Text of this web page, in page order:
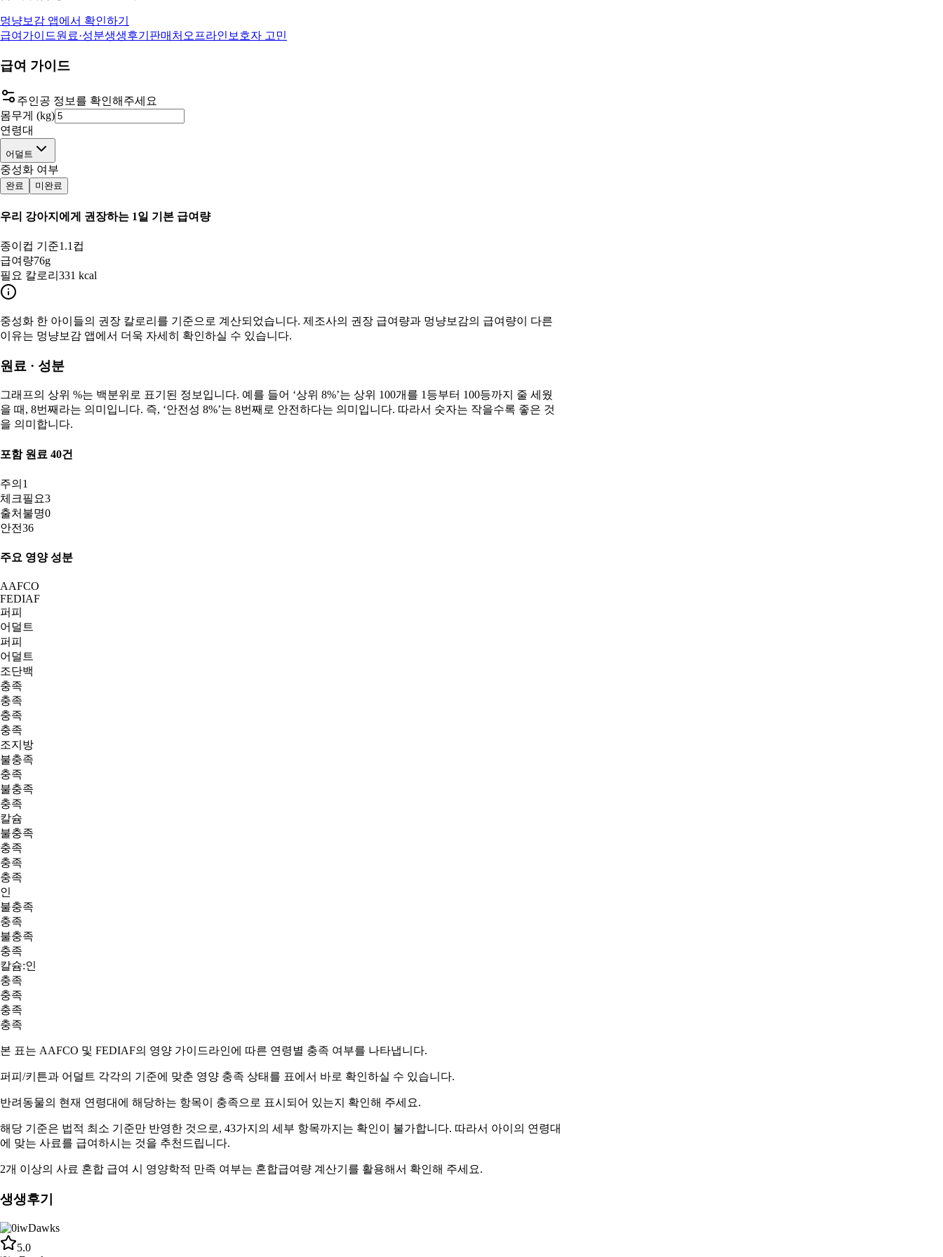
멍냥보감 앱에서 확인하기
급여가이드원료·성분생생후기 판매처 오프라인 보호자 고민
급여 가이드
주인공 정보를 확인해주세요
몸무게 (kg)
연령대
어덜트
중성화 여부
완료 미완료
우리 강아지 에게 권장하는 1일 기본 급여량
종이컵 기준1.1컵
급여량76g
필요 칼로리 331 kcal
중성화 한 아이들의 권장 칼로리를 기준으로 계산되었습니다. 제조사의 권장 급여량과 멍냥보감의 급여량이 다른
이유는 멍냥보감 앱에서 더욱 자세히 확인하실 수 있습니다.
원료 · 성분
그래프의 상위 %는 백분위로 표기된 정보입니다. 예를 들어 ‘상위 8%’는 상위 100개를 1등부터 100등까지 줄 세웠
을 때, 8번째라는 의미입니다. 즉, ‘안전성 8%’는 8번째로 안전하다는 의미입니다. 따라서 숫자는 작을수록 좋은 것
을 의미합니다.
포함 원료 40건
주의 1
체크필요3
출처불명0
안전36
주요 영양 성분
AAFCO
FEDIAF
퍼피
어덜트
퍼피
어덜트
조단백
충족
충족
충족
충족
조지방
불충족
충족
불충족
충족
칼슘
불충족
충족
충족
충족
인
불충족
충족
불충족
충족
칼슘:인
충족
충족
충족
충족
본 표는 AAFCO 및 FEDIAF의 영양 가이드라인에 따른 연령별 충족 여부를 나타냅니다.
퍼피/키튼과 어덜트 각각의 기준에 맞춘 영양 충족 상태를 표에서 바로 확인하실 수 있습니다.
반려동물의 현재 연령대에 해당하는 항목이 충족으로 표시되어 있는지 확인해 주세요.
해당 기준은 법적 최소 기준만 반영한 것으로, 43가지의 세부 항목까지는 확인이 불가합니다. 따라서 아이의 연령대
에 맞는 사료를 급여하시는 것을 추천드립니다.
2개 이상의 사료 혼합 급여 시 영양학적 만족 여부는 혼합급여량 계산기 를 활용해서 확인해 주세요.
생생후기
5.0